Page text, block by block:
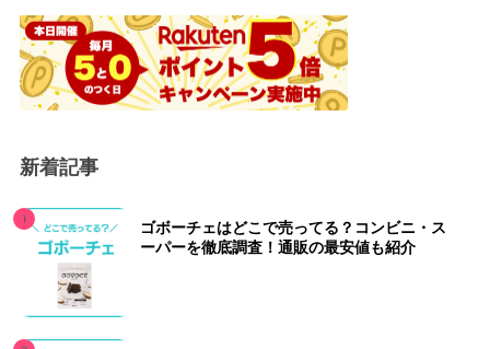
新着記事
ゴボーチェはどこで売ってる？コンビニ・ス
ーパーを徹底調査！通販の最安値も紹介